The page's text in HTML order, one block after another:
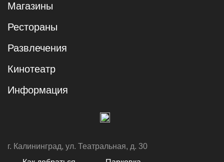
Магазины
Рестораны
Развлечения
Кинотеатр
Информация
г. Калининград, ул. Театральная, д. 30